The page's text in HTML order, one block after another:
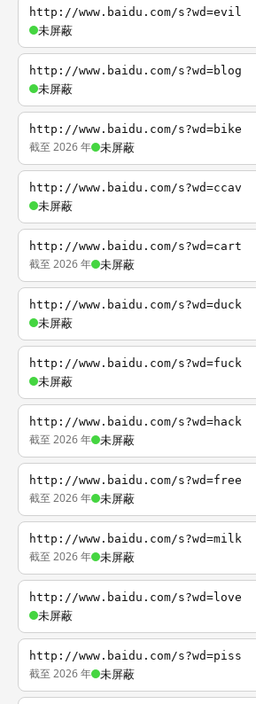
http://www.baidu.com/s?wd=evil
未屏蔽
http://www.baidu.com/s?wd=blog
未屏蔽
http://www.baidu.com/s?wd=bike
截至 2026 年 未屏蔽
http://www.baidu.com/s?wd=ccav
未屏蔽
http://www.baidu.com/s?wd=cart
截至 2026 年 未屏蔽
http://www.baidu.com/s?wd=duck
未屏蔽
http://www.baidu.com/s?wd=fuck
未屏蔽
http://www.baidu.com/s?wd=hack
截至 2026 年 未屏蔽
http://www.baidu.com/s?wd=free
截至 2026 年 未屏蔽
http://www.baidu.com/s?wd=milk
截至 2026 年 未屏蔽
http://www.baidu.com/s?wd=love
未屏蔽
http://www.baidu.com/s?wd=piss
截至 2026 年 未屏蔽